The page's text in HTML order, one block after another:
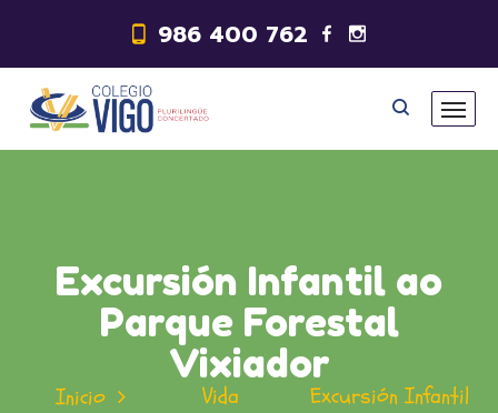
986 400 762
Excursión Infantil ao
Parque Forestal
Vixiador
Inicio
Vida
Excursión Infantil